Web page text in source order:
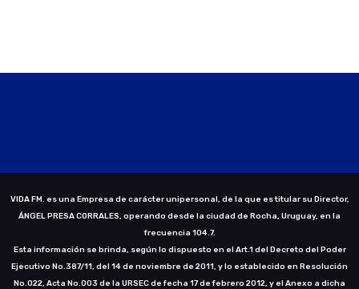
VIDA FM. es una Empresa de carácter unipersonal, de la que es titular su Director,
ÁNGEL PRESA CORRALES, operando desde la ciudad de Rocha, Uruguay, en la
frecuencia 104.7.
Esta información se brinda, según lo dispuesto en el Art.1 del Decreto del Poder
Ejecutivo No.387/11, del 14 de noviembre de 2011, y lo establecido en Resolución
No.022, Acta No.003 de la URSEC de fecha 17 de febrero 2012, y el Anexo a dicha